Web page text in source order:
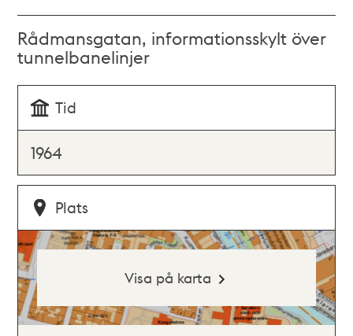
Rådmansgatan, informationsskylt över
tunnelbanelinjer
Tid
1964
Plats
Visa på karta